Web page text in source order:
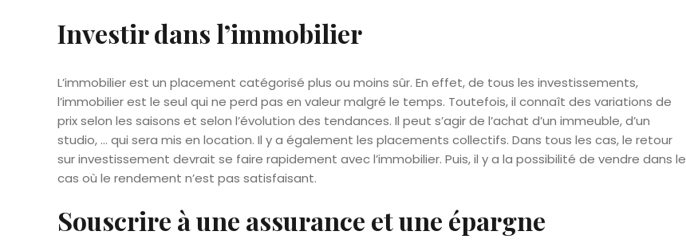
Investir dans l’immobilier
L’immobilier est un placement catégorisé plus ou moins sûr. En effet, de tous les investissements,
l’immobilier est le seul qui ne perd pas en valeur malgré le temps. Toutefois, il connaît des variations de
prix selon les saisons et selon l’évolution des tendances. Il peut s’agir de l’achat d’un immeuble, d’un
studio, … qui sera mis en location. Il y a également les placements collectifs. Dans tous les cas, le retour
sur investissement devrait se faire rapidement avec l’immobilier. Puis, il y a la possibilité de vendre dans le
cas où le rendement n’est pas satisfaisant.
Souscrire à une assurance et une épargne